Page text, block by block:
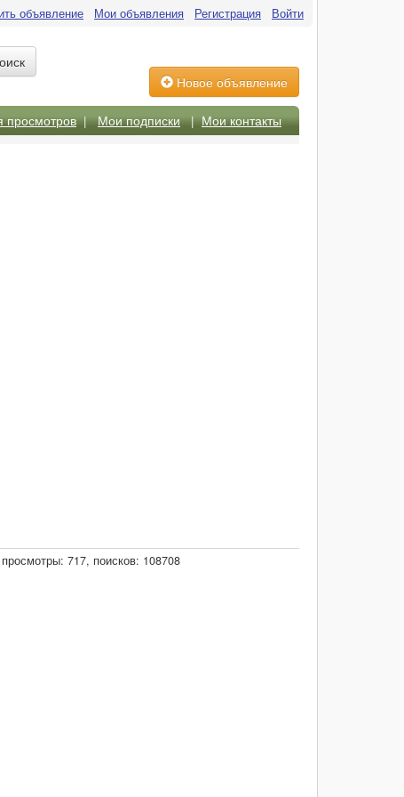
объявление Мои объявления Регистрация Войти
Новое объявление
просмотров|Мои подписки|Мои контакты
717, поисков: 108708